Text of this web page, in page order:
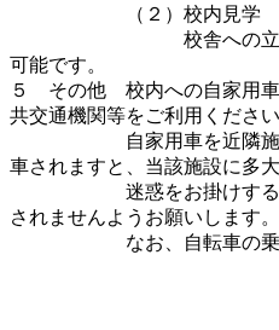
（２）校内見学
校舎への立ち入り
可能です。
５ その他 校内への自家用車
共交通機関等をご利用ください
自家用車を近隣施設や
車されますと、当該施設に多
迷惑をお掛けすること
されませんようお願いします。
なお、自転車の乗り入